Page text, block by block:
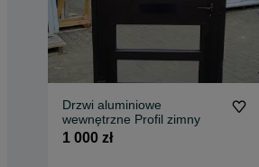
Drzwi aluminiowe
wewnętrzne Profil zimny
1 000 zł